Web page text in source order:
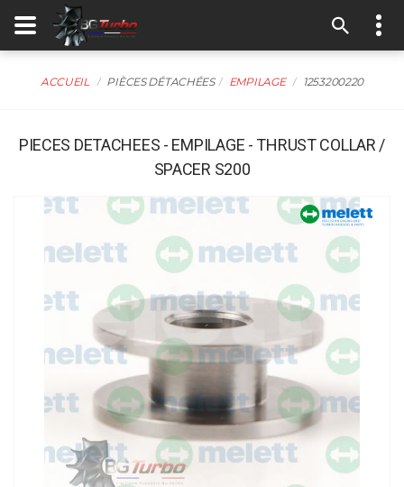
ACCUEIL PIÈCES DÉTACHÉES EMPILAGE 1253200220
PIECES DETACHEES - EMPILAGE - THRUST COLLAR /
SPACER S200